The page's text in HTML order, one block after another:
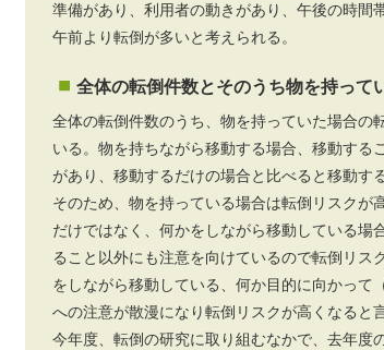
準備があり、利用者の動きがあり、午後の時間
午前より転倒が多いと考えられる。
全体の転倒件数とそのうち物を持って
全体の転倒件数のうち、物を持っていた場合の
いる。物を持ちながら移動する場合、移動す
があり、移動するだけの場合と比べると移動す
そのため、物を持っている場合は転倒リスクが
だけではなく、何かをしながら移動している場
ること以外にも注意を向けているので転倒リス
をしながら移動している、何か目的に向かっ
への注意が散漫になり転倒リスクが高くなると
今年度、転倒の研究に取り組むなかで、去年度